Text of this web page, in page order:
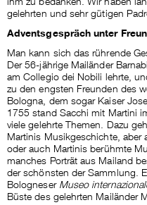
gelehrten und sehr gütigen
Adventsgespräch unter
Man kann sich das rührende
Der 56-jährige Mailänder
am Collegio dei Nobili lehrte,
zu den engsten Freunden des
Bologna, dem sogar Kaiser
1755 stand Sacchi mit Martini
viele gelehrte Themen. Dazu
Martinis Musikgeschichte,
oder auch Martinis berühmte
manches Porträt aus Mailand
der schönsten der Sammlung.
BologneserMuseo
Büste des gelehrten Mailänder